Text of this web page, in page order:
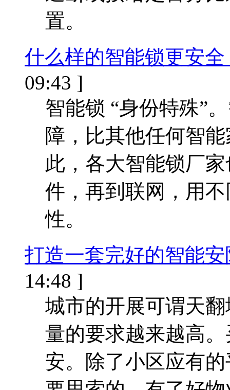
置。
什么样的智能锁更安
09:43 ]
智能锁 “身份特殊”
障，比其他任何智
此，各大智能锁厂
件，再到联网，用
性。
打造一套完好的智能
14:48 ]
城市的开展可谓天
量的要求越来越高
安。除了小区应有